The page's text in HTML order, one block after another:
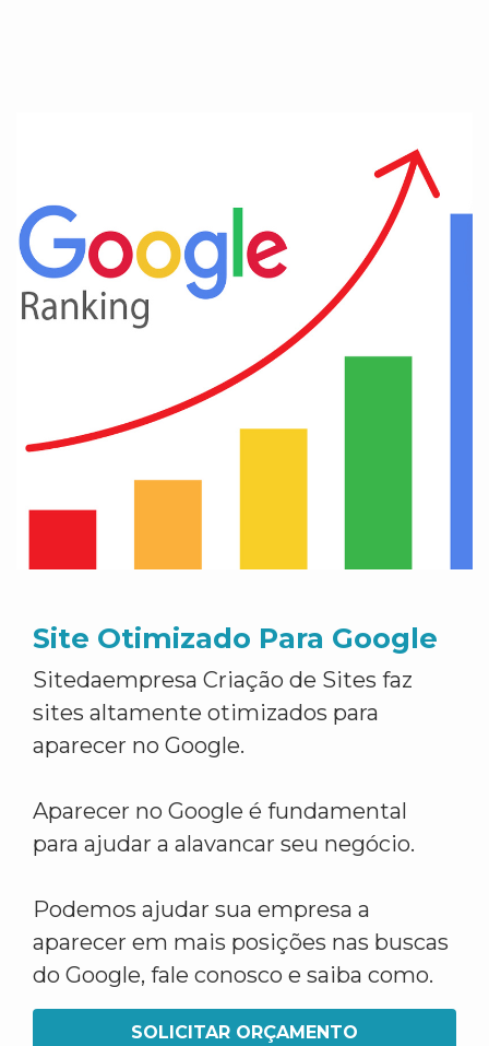
Site Otimizado Para Google
Sitedaempresa Criação de Sites faz
sites altamente otimizados para
aparecer no Google.
Aparecer no Google é fundamental
para ajudar a alavancar seu negócio.
Podemos ajudar sua empresa a
aparecer em mais posições nas buscas
do Google, fale conosco e saiba como.
SOLICITAR ORÇAMENTO